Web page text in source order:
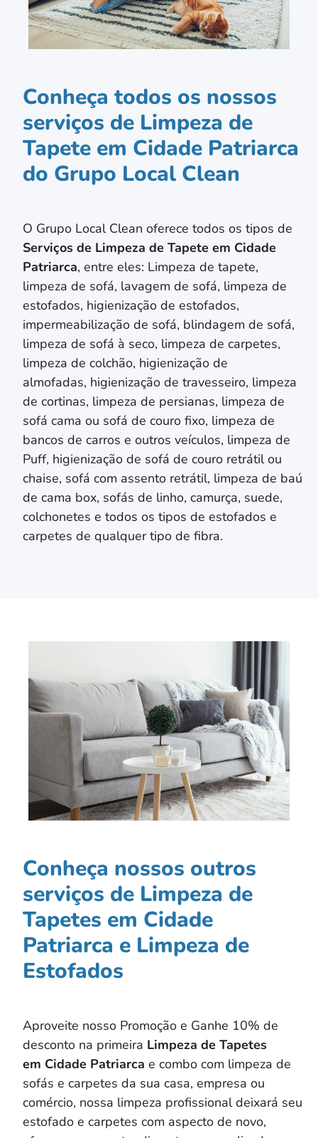
Conheça todos os nossos
serviços de Limpeza de
Tapete em Cidade Patriarca
do Grupo Local Clean
O Grupo Local Clean oferece todos os tipos de
Serviços de Limpeza de Tapete em Cidade
Patriarca, entre eles: Limpeza de tapete,
limpeza de sofá, lavagem de sofá, limpeza de
estofados, higienização de estofados,
impermeabilização de sofá, blindagem de sofá,
limpeza de sofá à seco, limpeza de carpetes,
limpeza de colchão, higienização de
almofadas, higienização de travesseiro, limpeza
de cortinas, limpeza de persianas, limpeza de
sofá cama ou sofá de couro fixo, limpeza de
bancos de carros e outros veículos, limpeza de
Puff, higienização de sofá de couro retrátil ou
chaise, sofá com assento retrátil, limpeza de baú
de cama box, sofás de linho, camurça, suede,
colchonetes e todos os tipos de estofados e
carpetes de qualquer tipo de fibra.
Conheça nossos outros
serviços de Limpeza de
Tapetes em Cidade
Patriarca e Limpeza de
Estofados
Aproveite nosso Promoção e Ganhe 10% de
desconto na primeira Limpeza de Tapetes
em Cidade Patriarca e combo com limpeza de
sofás e carpetes da sua casa, empresa ou
comércio, nossa limpeza profissional deixará seu
estofado e carpetes com aspecto de novo,